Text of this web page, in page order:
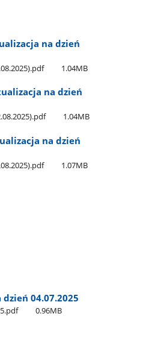
na dzień
1.04MB
na dzień
1.04MB
na dzień
1.07MB
04.07.2025
0.96MB